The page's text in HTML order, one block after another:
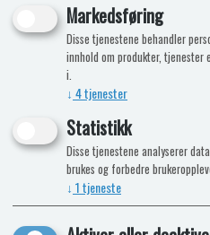
Markedsføring
Disse tjenestene behandler
innhold om produkter,
i.
↓ 4tjenester
Statistikk
Disse tjenestene analyserer
brukes og forbedre
↓ 1tjeneste